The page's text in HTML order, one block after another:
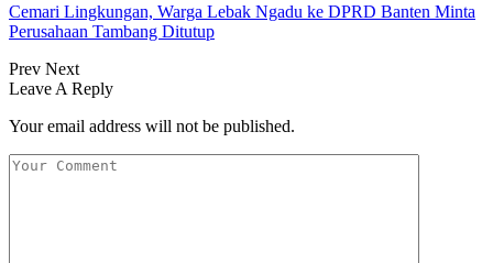
Cemari Lingkungan, Warga Lebak Ngadu ke DPRD Banten Minta
Perusahaan Tambang Ditutup
Prev Next
Leave A Reply
Your email address will not be published.